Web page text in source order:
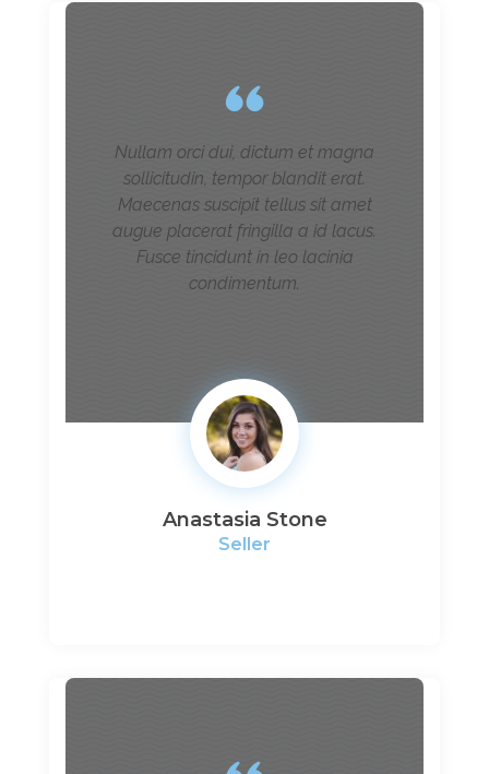
Nullam orci dui, dictum et magna
sollicitudin, tempor blandit erat.
Maecenas suscipit tellus sit amet
augue placerat fringilla a id lacus.
Fusce tincidunt in leo lacinia
condimentum.
Anastasia Stone
Seller